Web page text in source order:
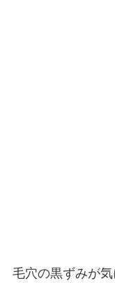
毛穴の黒ずみが